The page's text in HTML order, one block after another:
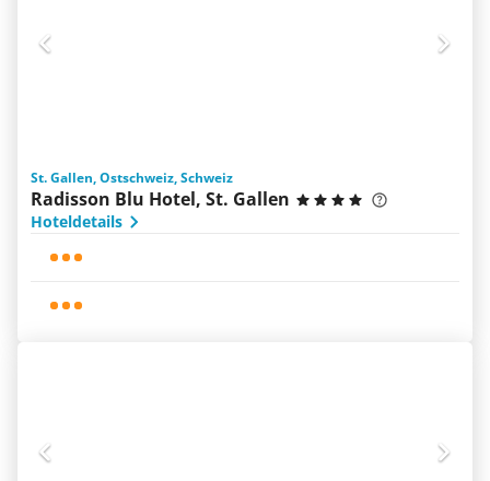
St. Gallen, Ostschweiz, Schweiz
Radisson Blu Hotel, St. Gallen
Hoteldetails